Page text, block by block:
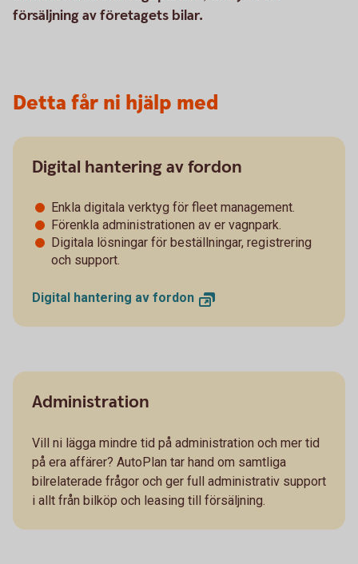
försäljning av företagets bilar.
Detta får ni hjälp med
Digital hantering av fordon
Enkla digitala verktyg för fleet management.
Förenkla administrationen av er vagnpark.
Digitala lösningar för beställningar, registrering
och support.
Digital hantering av fordon
Administration
Vill ni lägga mindre tid på administration och mer tid
på era affärer? AutoPlan tar hand om samtliga
bilrelaterade frågor och ger full administrativ support
i allt från bilköp och leasing till försäljning.